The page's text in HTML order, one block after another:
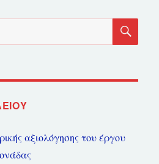
αξιολόγησης του έργου